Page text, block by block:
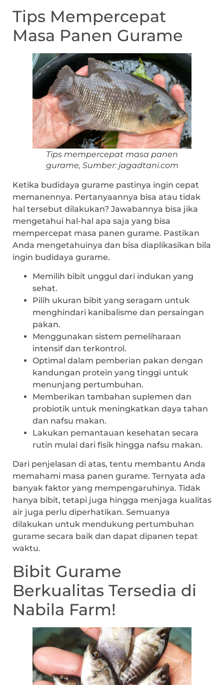
Tips Mempercepat
Masa Panen Gurame
Tips mempercepat masa panen
gurame, Sumber: jagadtani.com
Ketika budidaya gurame pastinya ingin cepat
memanennya. Pertanyaannya bisa atau tidak
hal tersebut dilakukan? Jawabannya bisa jika
mengetahui hal-hal apa saja yang bisa
mempercepat masa panen gurame. Pastikan
Anda mengetahuinya dan bisa diaplikasikan bila
ingin budidaya gurame.
Memilih bibit unggul dari indukan yang
sehat.
Pilih ukuran bibit yang seragam untuk
menghindari kanibalisme dan persaingan
pakan.
Menggunakan sistem pemeliharaan
intensif dan terkontrol.
Optimal dalam pemberian pakan dengan
kandungan protein yang tinggi untuk
menunjang pertumbuhan.
Memberikan tambahan suplemen dan
probiotik untuk meningkatkan daya tahan
dan nafsu makan.
Lakukan pemantauan kesehatan secara
rutin mulai dari fisik hingga nafsu makan.
Dari penjelasan di atas, tentu membantu Anda
memahami masa panen gurame. Ternyata ada
banyak faktor yang mempengaruhinya. Tidak
hanya bibit, tetapi juga hingga menjaga kualitas
air juga perlu diperhatikan. Semuanya
dilakukan untuk mendukung pertumbuhan
gurame secara baik dan dapat dipanen tepat
waktu.
Bibit Gurame
Berkualitas Tersedia di
Nabila Farm!